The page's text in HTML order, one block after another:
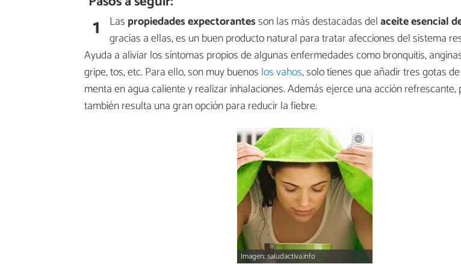
1 Las propiedades expectorantesson las más destacadas delaceite esencial
gracias a ellas, es un buen producto natural para tratar afecciones del sistema
Ayuda a aliviar los síntomas propios de algunas enfermedades como bronquitis,
gripe, tos, etc. Para ello, son muy buenos los vahos, solo tienes que añadir tres gotas
menta en agua caliente y realizar inhalaciones. Además ejerce una acción refrescante,
también resulta una gran opción para reducir la fiebre.
Imagen: saludactiva.info